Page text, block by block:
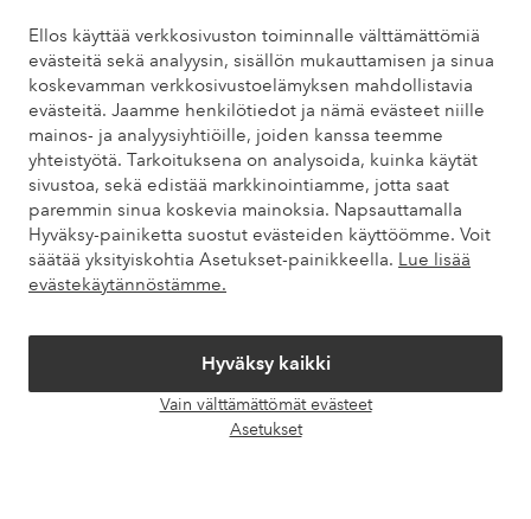
Ellos käyttää verkkosivuston toiminnalle välttämättömiä
evästeitä sekä analyysin, sisällön mukauttamisen ja sinua
koskevamman verkkosivustoelämyksen mahdollistavia
evästeitä. Jaamme henkilötiedot ja nämä evästeet niille
mainos- ja analyysiyhtiöille, joiden kanssa teemme
yhteistyötä. Tarkoituksena on analysoida, kuinka käytät
sivustoa, sekä edistää markkinointiamme, jotta saat
paremmin sinua koskevia mainoksia. Napsauttamalla
Hyväksy-painiketta suostut evästeiden käyttöömme. Voit
säätää yksityiskohtia Asetukset-painikkeella. Lue lisää
evästekäytännöstämme.
Hyväksy kaikki
Vain välttämättömät evästeet
Asetukset
Tarvitsetko apua?
Löydät vastaukset useimmin kysyttyihin kysymyksiin usein
kysytyistä kysymyksistä. Löydät myös tietoa siitä, miten voit ottaa
meihin yhteyttä.
Asiakaspalvelu Tilaukset Maksutavat
Omat sivut
Tietoa Elloksesta